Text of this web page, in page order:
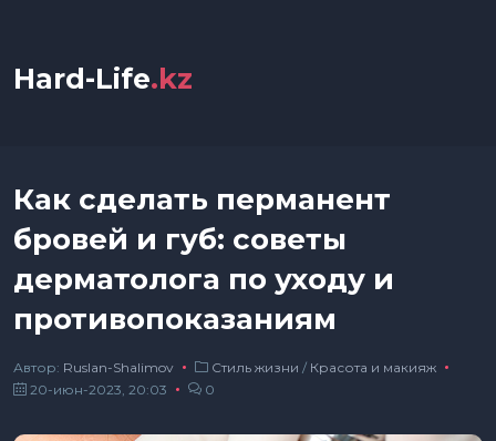
Hard-Life.kz
Как сделать перманент
бровей и губ: советы
дерматолога по уходу и
противопоказаниям
Автор: Ruslan-Shalimov Стиль жизни / Красота и макияж
20-июн-2023, 20:03
0